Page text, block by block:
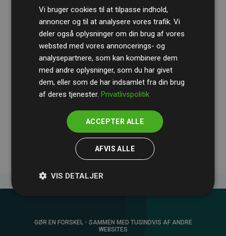
RevisionshusetBDOgennemgår løbende vores
beregninger og metode for at sikre gennemsigtighed
og pålidelighed.
Deres revision dokumenterer, at vores investeringer i
medlemmernes websites estimerede CO₂-
GØR EN FORSKEL - SAMMEN MED TUSINDVIS AF ANDRE
WEBSITES
Vi bruger cookies til at tilpasse indhold,
annoncer og til at analysere vores trafik. Vi
deler også oplysninger om din brug af vores
websted med vores annoncerings- og
analysepartnere, som kan kombinere dem
med andre oplysninger, som du har givet
dem, eller som de har indsamlet fra din brug
af deres tjenester.Privatlivspolitik
ACCEPTER ALLE
AFVIS ALLE
VIS DETALJER